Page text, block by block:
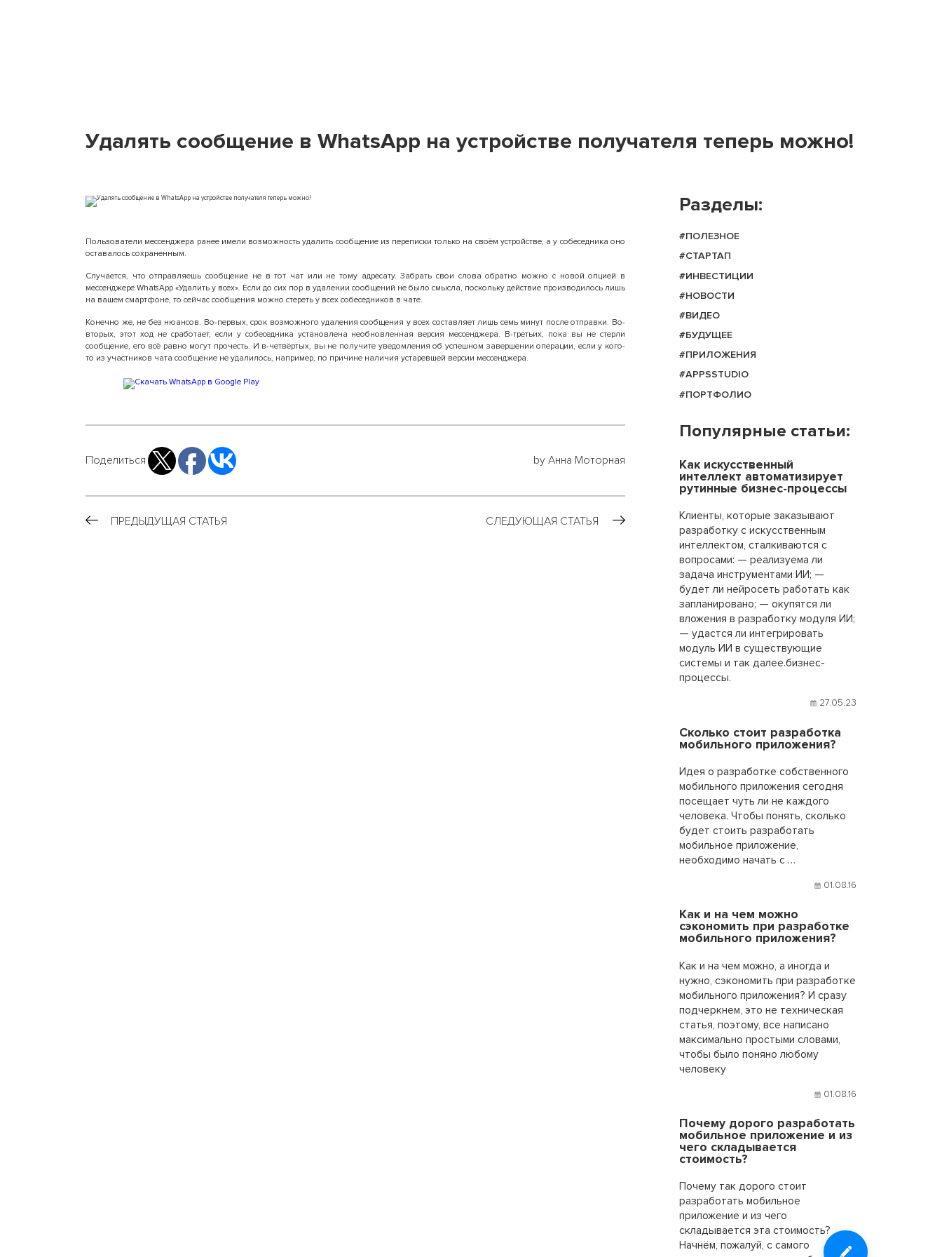
Удалять сообщение в WhatsApp на устройстве получателя теперь можно!
Пользователи мессенджера ранее имели возможность удалить сообщение из переписки только на своём устройстве, а у собеседника оно
оставалось сохраненным.
Случается, что отправляешь сообщение не в тот чат или не тому адресату. Забрать свои слова обратно можно с новой опцией в
мессенджере WhatsApp «Удалить у всех». Если до сих пор в удалении сообщений не было смысла, поскольку действие производилось лишь
на вашем смартфоне, то сейчас сообщения можно стереть у всех собеседников в чате.
Конечно же, не без нюансов. Во-первых, срок возможного удаления сообщения у всех составляет лишь семь минут после отправки. Во-
вторых, этот ход не сработает, если у собеседника установлена необновленная версия мессенджера. В-третьих, пока вы не стерли
сообщение, его всё равно могут прочесть. И в-четвёртых, вы не получите уведомления об успешном завершении операции, если у кого-
то из участников чата сообщение не удалилось, например, по причине наличия устаревшей версии мессенджера.
Поделиться by Анна Моторная
ПРЕДЫДУЩАЯ СТАТЬЯ СЛЕДУЮЩАЯ СТАТЬЯ
Разделы:
#ПОЛЕЗНОЕ
#СТАРТАП
#ИНВЕСТИЦИИ
#НОВОСТИ
#ВИДЕО
#БУДУЩЕЕ
#ПРИЛОЖЕНИЯ
#APPSSTUDIO
#ПОРТФОЛИО
Популярные статьи:
Как искусственный
интеллект автоматизирует
рутинные бизнес-процессы
Клиенты, которые заказывают
разработку с искусственным
интеллектом, сталкиваются с
вопросами: — реализуема ли
задача инструментами ИИ; —
будет ли нейросеть работать как
запланировано; — окупятся ли
вложения в разработку модуля ИИ;
— удастся ли интегрировать
модуль ИИ в существующие
системы и так далее.бизнес-
процессы.
27.05.23
Сколько стоит разработка
мобильного приложения?
Идея о разработке собственного
мобильного приложения сегодня
посещает чуть ли не каждого
человека. Чтобы понять, сколько
будет стоить разработать
мобильное приложение,
необходимо начать с …
01.08.16
Как и на чем можно
сэкономить при разработке
мобильного приложения?
Как и на чем можно, а иногда и
нужно, сэкономить при разработке
мобильного приложения? И сразу
подчеркнем, это не техническая
статья, поэтому, все написано
максимально простыми словами,
чтобы было поняно любому
человеку
01.08.16
Почему дорого разработать
мобильное приложение и из
чего складывается
стоимость?
Почему так дорого стоит
разработать мобильное
приложение и из чего
складывается эта стоимость?
Начнём, пожалуй, с самого